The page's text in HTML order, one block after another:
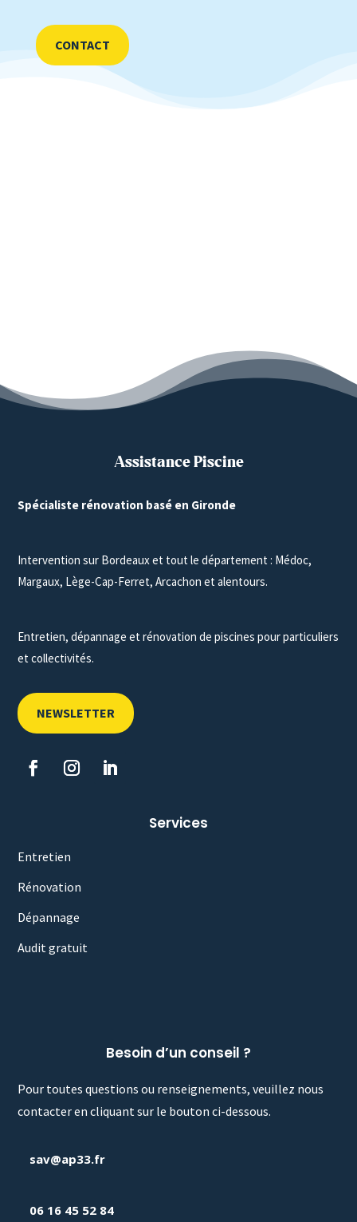
CONTACT
Assistance Piscine
Spécialiste rénovation basé en Gironde
Intervention sur Bordeaux et tout le département : Médoc,
Margaux, Lège-Cap-Ferret, Arcachon et alentours.
Entretien, dépannage et rénovation de piscines pour particuliers
et collectivités.
NEWSLETTER
Services
Entretien
Rénovation
Dépannage
Audit gratuit
Besoin d’un conseil ?
Pour toutes questions ou renseignements, veuillez nous
contacter en cliquant sur le bouton ci-dessous.
sav@ap33.fr
06 16 45 52 84